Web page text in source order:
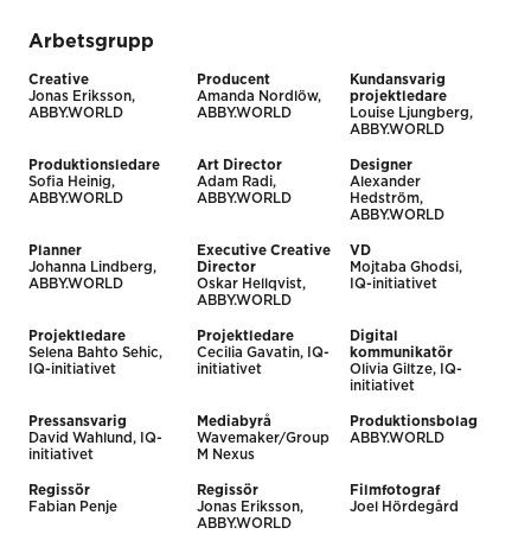
Arbetsgrupp
Creative
Jonas Eriksson,
ABBY.WORLD
Producent
Amanda Nordlöw,
ABBY.WORLD
Kundansvarig
projektledare
Louise Ljungberg,
ABBY.WORLD
Produktionsledare
Sofia Heinig,
ABBY.WORLD
Art Director
Adam Radi,
ABBY.WORLD
Designer
Alexander
Hedström,
ABBY.WORLD
Planner
Johanna Lindberg,
ABBY.WORLD
Executive Creative
Director
Oskar Hellqvist,
ABBY.WORLD
VD
Mojtaba Ghodsi,
IQ-initiativet
Projektledare
Selena Bahto Sehic,
IQ-initiativet
Projektledare
Cecilia Gavatin, IQ-
initiativet
Digital
kommunikatör
Olivia Giltze, IQ-
initiativet
Pressansvarig
David Wahlund, IQ-
initiativet
Mediabyrå
Wavemaker/Group
M Nexus
Produktionsbolag
ABBY.WORLD
Regissör
Fabian Penje
Regissör
Jonas Eriksson,
ABBY.WORLD
Filmfotograf
Joel Hördegård